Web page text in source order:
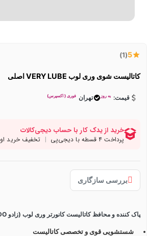
5
(1)
کاتالیست شوی وری لوب VERY LUBE اصلی
قیمت: به روز تهران فوری ( اکسپرس)
بررسی سازگاری
پاک کننده و محافظ کاتالیست کانورتر وری لوب (زادو XADO)
شستشویی قوی و تخصصی کاتالیست